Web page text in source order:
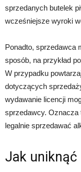
sprzedanych butelek
wcześniejsze wyroki
Ponadto, sprzedawca
sposób, na przykład
W przypadku
dotyczących
wydawanie licencji
sprzedawcy. Oznacza
legalnie sprzedawać
Jak